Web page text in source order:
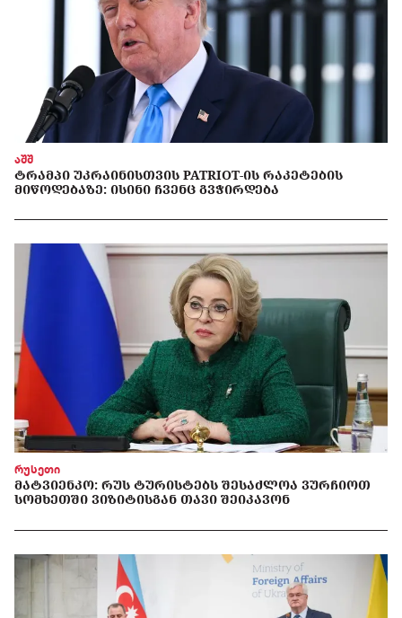
აშშ
ᲢᲠᲐᲛᲞᲘ ᲣᲙᲠᲐᲘᲜᲘᲡᲗᲕᲘᲡ PATRIOT-ᲘᲡ ᲠᲐᲙᲔᲢᲔᲑᲘᲡ
ᲛᲘᲬᲝᲓᲔᲑᲐᲖᲔ: ᲘᲡᲘᲜᲘ ᲩᲕᲔᲜᲪ ᲒᲕᲭᲘᲠᲓᲔᲑᲐ
რუსეთი
ᲛᲐᲢᲕᲘᲔᲜᲙᲝ: ᲠᲣᲡ ᲢᲣᲠᲘᲡᲢᲔᲑᲡ ᲨᲔᲡᲐᲫᲚᲝᲐ ᲕᲣᲠᲩᲘᲝᲗ
ᲡᲝᲛᲮᲔᲗᲨᲘ ᲕᲘᲖᲘᲢᲘᲡᲒᲐᲜ ᲗᲐᲕᲘ ᲨᲔᲘᲙᲐᲕᲝᲜ